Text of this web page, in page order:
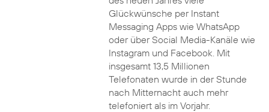
Glückwünsche per Instant
Messaging Apps wie WhatsApp
oder über Social Media-Kanäle wie
Instagram und Facebook. Mit
insgesamt 13,5 Millionen
Telefonaten wurde in der Stunde
nach Mitternacht auch mehr
telefoniert als im Vorjahr.